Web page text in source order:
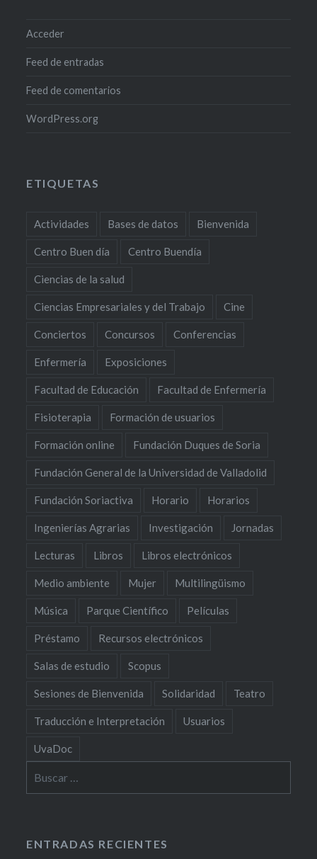
Acceder
Feed de entradas
Feed de comentarios
WordPress.org
ETIQUETAS
Actividades Bases de datos Bienvenida
Centro Buen día Centro Buendía
Ciencias de la salud
Ciencias Empresariales y del Trabajo Cine
Conciertos Concursos Conferencias
Enfermería Exposiciones
Facultad de Educación Facultad de Enfermería
Fisioterapia Formación de usuarios
Formación online Fundación Duques de Soria
Fundación General de la Universidad de Valladolid
Fundación Soriactiva Horario Horarios
Ingenierías Agrarias Investigación Jornadas
Lecturas Libros Libros electrónicos
Medio ambiente Mujer Multilingüismo
Música Parque Científico Películas
Préstamo Recursos electrónicos
Salas de estudio Scopus
Sesiones de Bienvenida Solidaridad Teatro
Traducción e Interpretación Usuarios
UvaDoc
ENTRADAS RECIENTES